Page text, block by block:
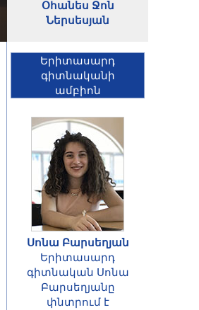
Օհանես Ջոն
Ներսեսյան
Երիտասարդ
գիտնականի
ամբիոն
Սոնա Բարսեղյան
Երիտասարդ
գիտնական Սոնա
Բարսեղյանը
փնտրում է